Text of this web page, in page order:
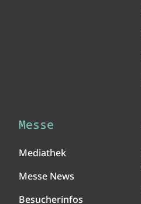
Messe
Mediathek
Messe News
Besucherinfos